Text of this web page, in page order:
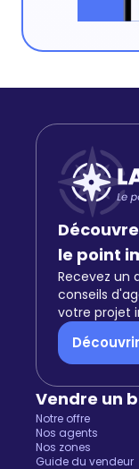
le point
Recevez un
conseils
votre projet
Vendre un
Notre offre
Nos agents
Nos zones
Guide du vendeur